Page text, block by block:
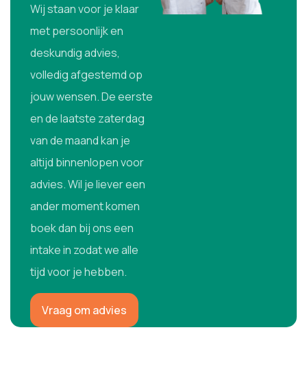
Wij staan voor je klaar
met persoonlijk en
deskundig advies,
volledig afgestemd op
jouw wensen. De eerste
en de laatste zaterdag
van de maand kan je
altijd binnenlopen voor
advies. Wil je liever een
ander moment komen
boek dan bij ons een
intake in zodat we alle
tijd voor je hebben.
Vraag om advies